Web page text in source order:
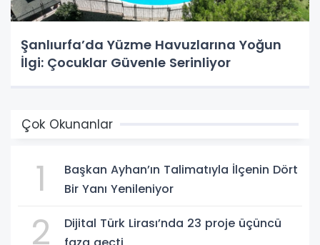
Şanlıurfa’da Yüzme Havuzlarına Yoğun
İlgi: Çocuklar Güvenle Serinliyor
Çok Okunanlar
1
Başkan Ayhan’ın Talimatıyla İlçenin Dört
Bir Yanı Yenileniyor
2
Dijital Türk Lirası’nda 23 proje üçüncü